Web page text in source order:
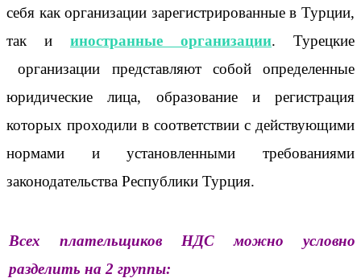
себя как организации зарегистрированные в Турции,
так и иностранные организации. Турецкие
организации представляют собой определенные
юридические лица, образование и регистрация
которых проходили в соответствии с действующими
нормами и установленными требованиями
законодательства Республики Турция.
Всех плательщиков НДС можно условно
разделить на 2 группы: